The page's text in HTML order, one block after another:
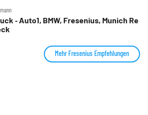
‑ Auto1, BMW, Fresenius, Munich Re
Mehr Fresenius Empfehlungen